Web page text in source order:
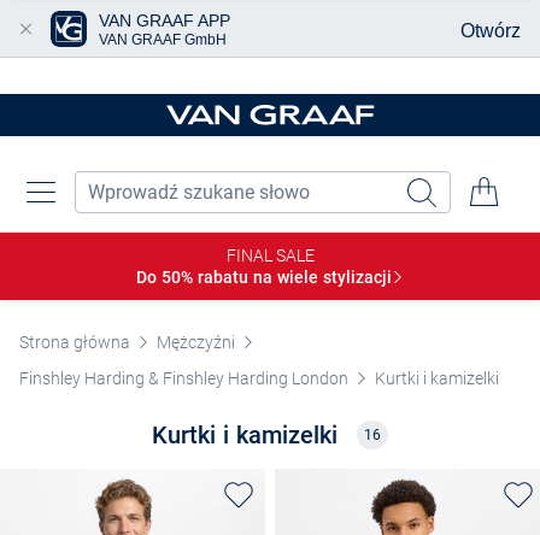
FINAL SALE
Do 50% rabatu na wiele stylizacji
Strona główna
Mężczyźni
Finshley Harding & Finshley Harding London
Kurtki i kamizelki
Kurtki i kamizelki 16
VAN GRAAF APP
VAN GRAAF GmbH Otwórz